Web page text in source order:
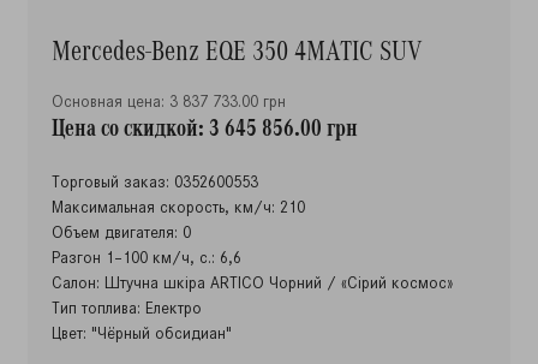
Mercedes-Benz EQE 350 4MATIC SUV
Основная цена: 3 837 733.00 грн
Цена со скидкой: 3 645 856.00 грн
Торговый заказ: 0352600553
Максимальная скорость, км/ч: 210
Объем двигателя: 0
Разгон 1–100 км/ч, с.: 6,6
Салон: Штучна шкіра ARTICO Чорний / «Сірий космос»
Тип топлива: Електро
Цвет: "Чёрный обсидиан"